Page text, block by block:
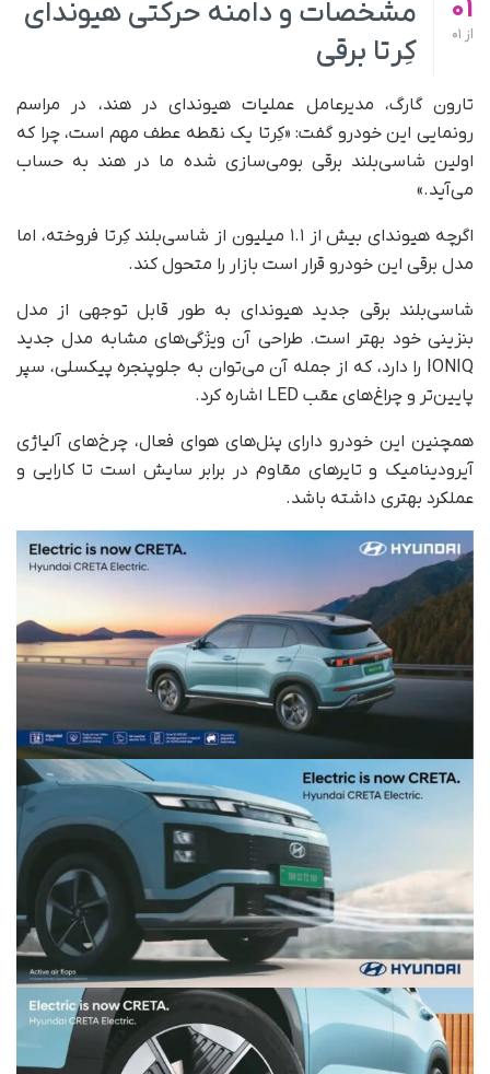
01
از
مشخصات و دامنه حرکتی هیوندای
کِرتا برقی
تارون گارگ، مدیرعامل عملیات هیوندای در هند، در مراسم
رونمایی این خودرو گفت: «کِرتا یک نقطه عطف مهم است، چرا که
اولین شاسی‌بلند برقی بومی‌سازی شده ما در هند به حساب
می‌آید.»
اگرچه هیوندای بیش از ۱.۱ میلیون از شاسی‌بلند کِرتا فروخته، اما
مدل برقی این خودرو قرار است بازار را متحول کند.
شاسی‌بلند برقی جدید هیوندای به‌ طور قابل توجهی از مدل
بنزینی خود بهتر است. طراحی آن ویژگی‌های مشابه مدل جدید
IONIQ را دارد، که از جمله آن می‌توان به جلوپنجره پیکسلی، سپر
پایین‌تر و چراغ‌های عقب LED اشاره کرد.
همچنین این خودرو دارای پنل‌های هوای فعال، چرخ‌های آلیاژی
آیرودینامیک و تایرهای مقاوم در برابر سایش است تا کارایی و
عملکرد بهتری داشته باشد.